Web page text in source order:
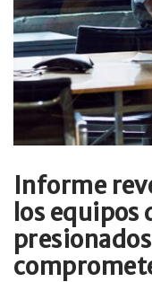
Informe
los equipos